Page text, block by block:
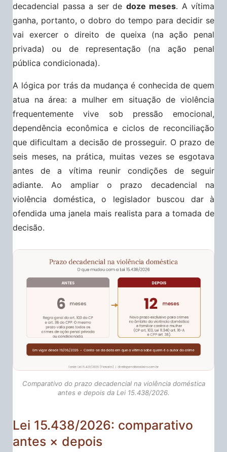
decadencial passa a ser de doze meses. A vítima
ganha, portanto, o dobro do tempo para decidir se
vai exercer o direito de queixa (na ação penal
privada) ou de representação (na ação penal
pública condicionada).
A lógica por trás da mudança é conhecida de quem
atua na área: a mulher em situação de violência
frequentemente vive sob pressão emocional,
dependência econômica e ciclos de reconciliação
que dificultam a decisão de prosseguir. O prazo de
seis meses, na prática, muitas vezes se esgotava
antes de a vítima reunir condições de seguir
adiante. Ao ampliar o prazo decadencial na
violência doméstica, o legislador buscou dar à
ofendida uma janela mais realista para a tomada de
decisão.
Comparativo do prazo decadencial na violência doméstica
antes e depois da Lei 15.438/2026.
Lei 15.438/2026: comparativo
antes × depois